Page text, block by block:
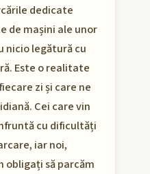
dedicate
de mașini ale unor
nicio legătură cu
Este o realitate
zi și care ne
Cei care vin
cu dificultăți
iar noi,
să parcăm